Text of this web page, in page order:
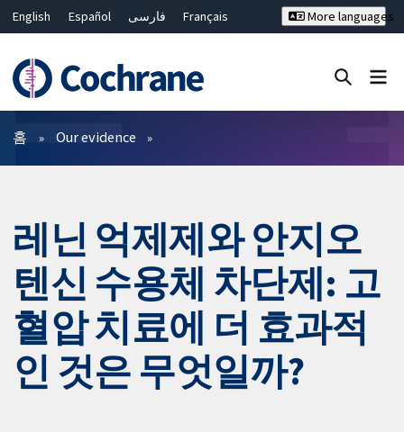
English Español فارسی
Français
Bahasa Malaysia
ไทย
繁體中文
简体中文
More languages
필터
홈 Our evidence
레닌 억제제와 안지오
텐신 수용체 차단제: 고
혈압 치료에 더 효과적
인 것은 무엇일까?